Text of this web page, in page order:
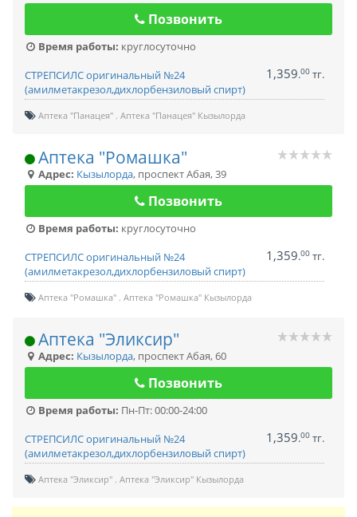
Позвонить
Время работы: круглосуточно
СТРЕПСИЛС оригинальный №24
(амилметакрезол,дихлорбензиловый спирт)
1,359.00 тг.
Аптека "Панацея" Аптека "Панацея" Кызылорда
Аптека "Ромашка"
Адрес: Кызылорда, проспект Абая, 39
Позвонить
Время работы: круглосуточно
СТРЕПСИЛС оригинальный №24
(амилметакрезол,дихлорбензиловый спирт)
1,359.00 тг.
Аптека "Ромашка" Аптека "Ромашка" Кызылорда
Аптека "Эликсир"
Адрес: Кызылорда, проспект Абая, 60
Позвонить
Время работы: Пн-Пт: 00:00-24:00
СТРЕПСИЛС оригинальный №24
(амилметакрезол,дихлорбензиловый спирт)
1,359.00 тг.
Аптека "Эликсир" Аптека "Эликсир" Кызылорда